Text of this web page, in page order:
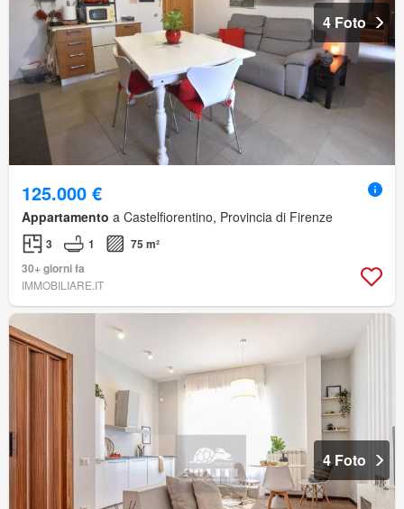
4 Foto
125.000 €
Appartamento a Castelfiorentino, Provincia di Firenze
3 1
75 m²
30+ giorni fa
IMMOBILIARE.IT
4 Foto